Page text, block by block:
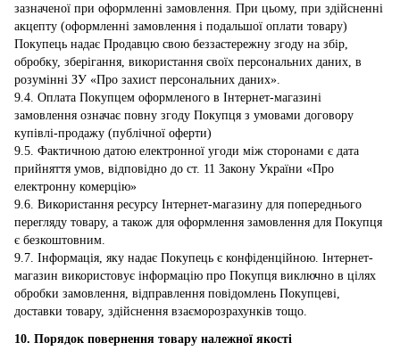
зазначеної при оформленні замовлення. При цьому, при здійсненні
акцепту (оформленні замовлення і подальшої оплати товару)
Покупець надає Продавцю свою беззастережну згоду на збір,
обробку, зберігання, використання своїх персональних даних, в
розумінні ЗУ «Про захист персональних даних».
9.4. Оплата Покупцем оформленого в Інтернет-магазині
замовлення означає повну згоду Покупця з умовами договору
купівлі-продажу (публічної оферти)
9.5. Фактичною датою електронної угоди між сторонами є дата
прийняття умов, відповідно до ст. 11 Закону України «Про
електронну комерцію»
9.6. Використання ресурсу Інтернет-магазину для попереднього
перегляду товару, а також для оформлення замовлення для Покупця
є безкоштовним.
9.7. Інформація, яку надає Покупець є конфіденційною. Інтернет-
магазин використовує інформацію про Покупця виключно в цілях
обробки замовлення, відправлення повідомлень Покупцеві,
доставки товару, здійснення взаєморозрахунків тощо.
10. Порядок повернення товару належної якості